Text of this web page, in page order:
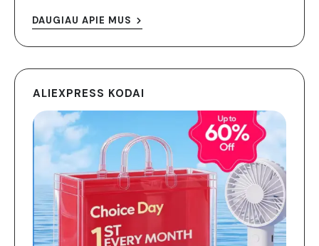
DAUGIAU APIE MUS
ALIEXPRESS KODAI